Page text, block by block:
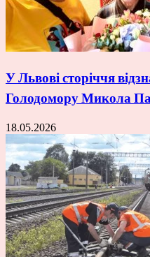
У Львові сторіччя
Голодомору Микола
18.05.2026